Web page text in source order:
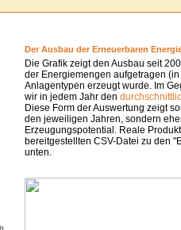
Der Ausbau der Erneuerbaren
Die Grafik zeigt den Ausbau seit
der Energiemengen aufgetragen
Anlagentypen erzeugt wurde. Im
wir in jedem Jahr den
Diese Form der Auswertung zeigt
den jeweiligen Jahren, sondern
Erzeugungspotential. Reale
bereitgestellten CSV-Datei zu den
unten.